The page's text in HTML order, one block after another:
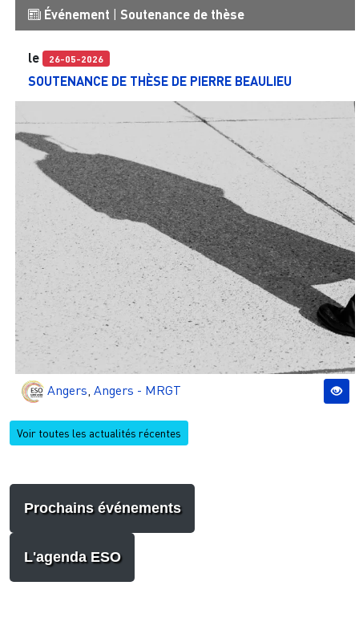
Événement Soutenance de thèse
le 26-05-2026
SOUTENANCE DE THÈSE DE PIERRE BEAULIEU
Angers Angers - MRGT
Voir toutes les actualités récentes
Prochains événements
L'agenda ESO